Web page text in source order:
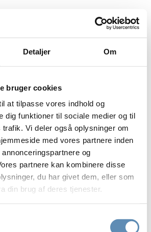
Detaljer Om
bruger cookies
at tilpasse vores indhold og
dig funktioner til sociale medier og til
Vi deler også oplysninger om
med vores partnere inden
og
partnere kan kombinere disse
du har givet dem, eller som
din brug af deres tjenester.